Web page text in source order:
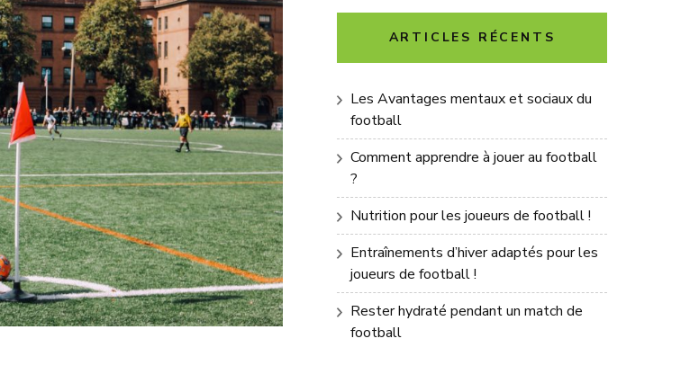
ARTICLES RÉCENTS
Les Avantages mentaux et sociaux du
football
Comment apprendre à jouer au football
?
Nutrition pour les joueurs de football !
Entraînements d’hiver adaptés pour les
joueurs de football !
Rester hydraté pendant un match de
football